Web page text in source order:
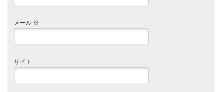
メール ※
サイト